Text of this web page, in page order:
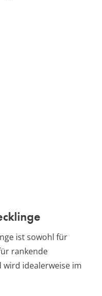
ist sowohl für
rankende
idealerweise im